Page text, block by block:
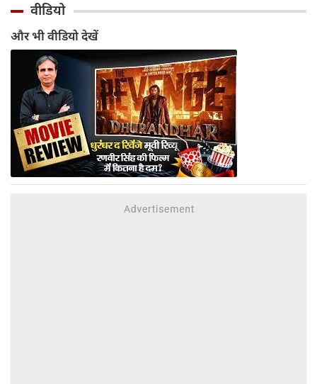
तंवर की ऑनस्क्रीन बेटी 'श्रुति' का किरदार निभाकर
एक्ट्रेस टीना पारेख ने दर्शकों के दिलों में अपनी खास
जगह बनाई थी।
वीडियो
और भी वीडियो देखें